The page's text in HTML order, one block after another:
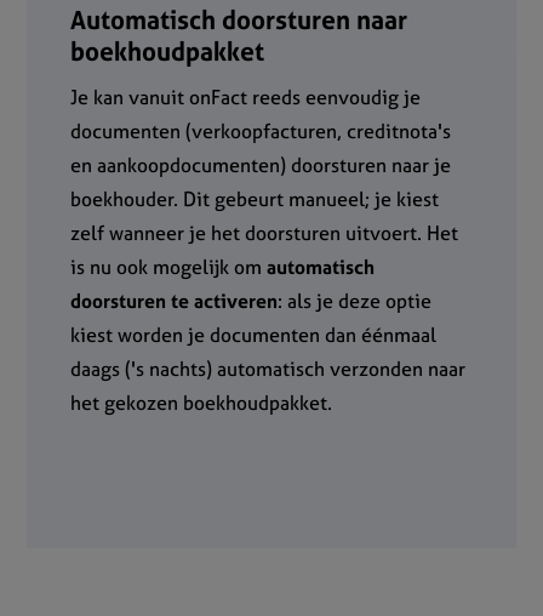
Automatisch doorsturen naar
boekhoudpakket
Je kan vanuit onFact reeds eenvoudig je
documenten (verkoopfacturen, creditnota's
en aankoopdocumenten) doorsturen naar je
boekhouder. Dit gebeurt manueel; je kiest
zelf wanneer je het doorsturen uitvoert. Het
is nu ook mogelijk omautomatisch
doorsturen te activeren: als je deze optie
kiest worden je documenten dan éénmaal
daags ('s nachts) automatisch verzonden naar
het gekozen boekhoudpakket.